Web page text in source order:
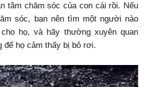
tâm chăm sóc của con cái rồi. Nếu
sóc, bạn nên tìm một người nào
họ, và hãy thường xuyên quan
để họ cảm thấy bị bỏ rơi.